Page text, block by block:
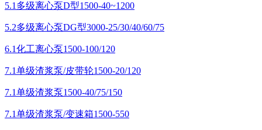
5.1多级离心泵D型1500-40~1200
5.2多级离心泵DG型3000-25/30/40/60/75
6.1化工离心泵1500-100/120
7.1单级渣浆泵/皮带轮1500-20/120
7.1单级渣浆泵1500-40/75/150
7.1单级渣浆泵/变速箱1500-550